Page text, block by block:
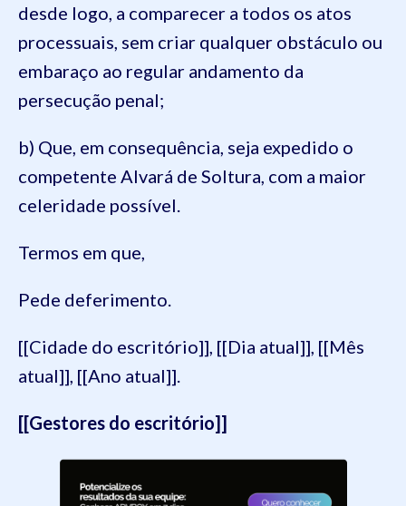
desde logo, a comparecer a todos os atos
processuais, sem criar qualquer obstáculo ou
embaraço ao regular andamento da
persecução penal;
b) Que, em consequência, seja expedido o
competente Alvará de Soltura, com a maior
celeridade possível.
Termos em que,
Pede deferimento.
[[Cidade do escritório]], [[Dia atual]], [[Mês
atual]], [[Ano atual]].
[[Gestores do escritório]]